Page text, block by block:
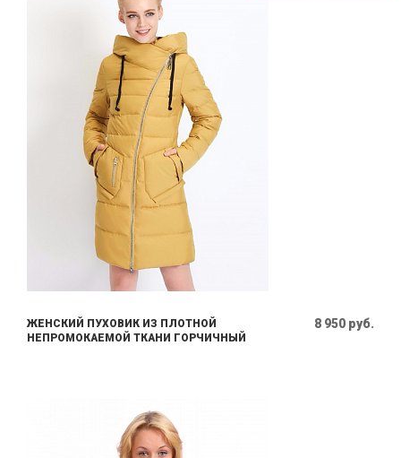
ЖЕНСКИЙ ПУХОВИК ИЗ ПЛОТНОЙ
НЕПРОМОКАЕМОЙ ТКАНИ ГОРЧИЧНЫЙ
8 950 руб.